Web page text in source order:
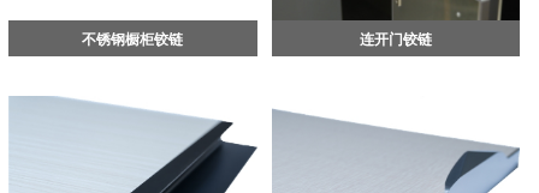
不锈钢橱柜铰链 连开门铰链